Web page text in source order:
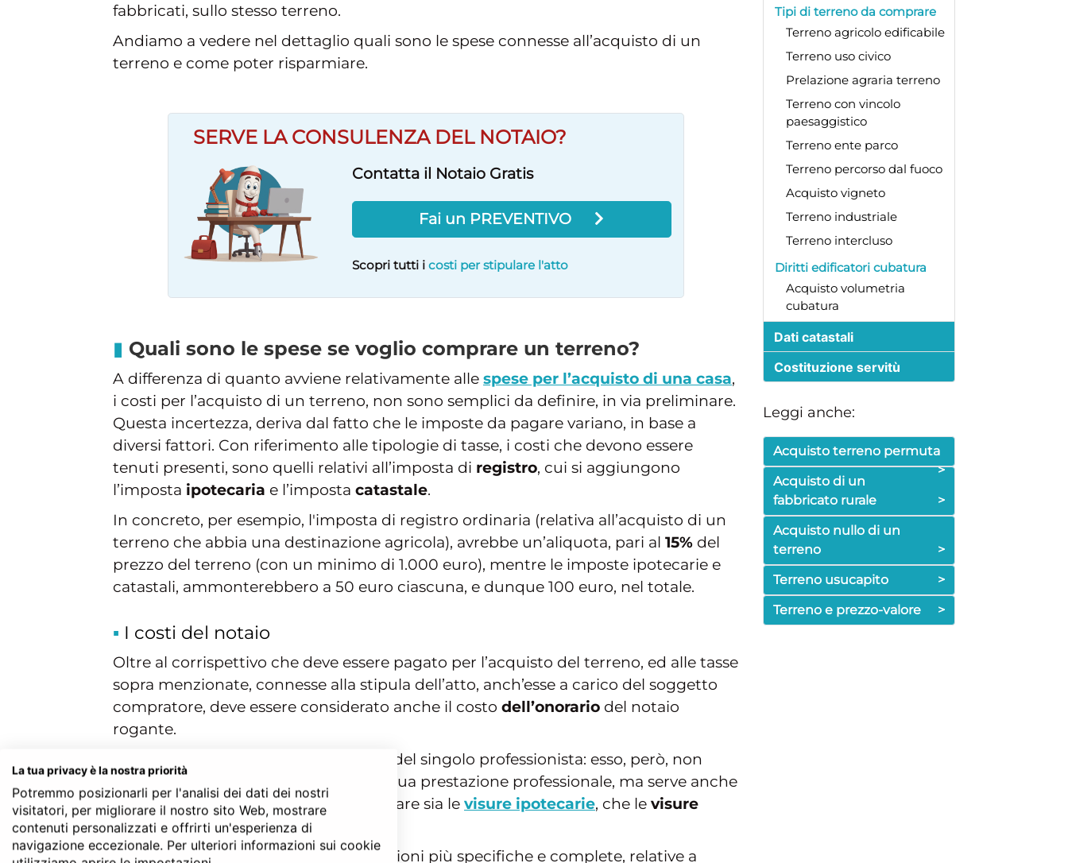
fabbricati, sullo stesso terreno.
Andiamo a vedere nel dettaglio quali sono le spese connesse all’acquisto di un
terreno e come poter risparmiare.
SERVE LA CONSULENZA DEL NOTAIO?
Contatta il Notaio Gratis
Fai un PREVENTIVO
Scopri tutti i costi per stipulare l'atto
Quali sono le spese se voglio comprare un terreno?
A differenza di quanto avviene relativamente alle spese per l’acquisto di una casa,
i costi per l’acquisto di un terreno, non sono semplici da definire, in via preliminare.
Questa incertezza, deriva dal fatto che le imposte da pagare variano, in base a
diversi fattori. Con riferimento alle tipologie di tasse, i costi che devono essere
tenuti presenti, sono quelli relativi all’imposta di registro, cui si aggiungono
l’imposta ipotecaria e l’imposta catastale.
In concreto, per esempio, l'imposta di registro ordinaria (relativa all’acquisto di un
terreno che abbia una destinazione agricola), avrebbe un’aliquota, pari al 15% del
prezzo del terreno (con un minimo di 1.000 euro), mentre le imposte ipotecarie e
catastali, ammonterebbero a 50 euro ciascuna, e dunque 100 euro, nel totale.
I costi del notaio
Oltre al corrispettivo che deve essere pagato per l’acquisto del terreno, ed alle tasse
sopra menzionate, connesse alla stipula dell’atto, anch’esse a carico del soggetto
compratore, deve essere considerato anche il costo dell’onorario del notaio
rogante.
L’onorario del notaio varia, a seconda del singolo professionista: esso, però, non
comprende solamente il valore della sua prestazione professionale, ma serve anche
a rimborsarlo, dei costi sostenuti per fare sia le visure ipotecarie, che le visure
catastali.
È comunque possibile avere informazioni più specifiche e complete, relative a
Tipi di terreno da comprare
Terreno agricolo edificabile
Terreno uso civico
Prelazione agraria terreno
Terreno con vincolo
paesaggistico
Terreno ente parco
Terreno percorso dal fuoco
Acquisto vigneto
Terreno industriale
Terreno intercluso
Diritti edificatori cubatura
Acquisto volumetria
cubatura
Dati catastali
Costituzione servitù
Leggi anche:
Acquisto terreno permuta
>
Acquisto di un
fabbricato rurale
>
Acquisto nullo di un
terreno
>
Terreno usucapito
>
Terreno e prezzo-valore
>
La tua privacy è la nostra priorità
Potremmo posizionarli per l'analisi dei dati dei nostri
visitatori, per migliorare il nostro sito Web, mostrare
contenuti personalizzati e offrirti un'esperienza di
navigazione eccezionale. Per ulteriori informazioni sui cookie